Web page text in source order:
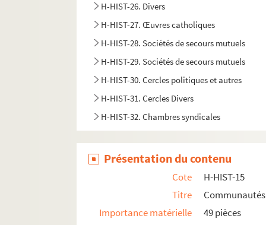
H-HIST-26. Divers
H-HIST-27. Œuvres catholiques
H-HIST-28. Sociétés de secours mutuels
H-HIST-29. Sociétés de secours mutuels
H-HIST-30. Cercles politiques et autres
H-HIST-31. Cercles Divers
H-HIST-32. Chambres syndicales
H-HIST-34. Sociétés Diverses
H-HIST-35. Sociétés Diverses
H-HIST-36. Congrégations et confréries
H-HIST-37. Société d'Enseignement laïque
Présentation du contenu
Cote
H-HIST-15
Titre
Importance matérielle
49 pièces